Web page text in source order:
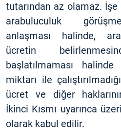
tutarından az olamaz.
arabuluculuk
anlaşması halinde,
ücretin
başlatılmaması
miktarı ile
ücret ve diğer
İkinci Kısmı uyarınca
olarak kabul edilir.